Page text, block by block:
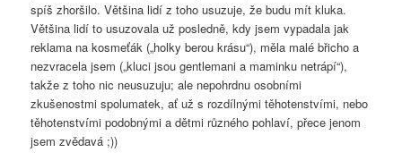
spíš zhoršilo. Většina lidí z toho usuzuje, že budu mít kluka.
Většina lidí to usuzovala už posledně, kdy jsem vypadala jak
reklama na kosmeťák („holky berou krásu“), měla malé břicho a
nezvracela jsem („kluci jsou gentlemani a maminku netrápí“),
takže z toho nic neusuzuju; ale nepohrdnu osobními
zkušenostmi spolumatek, ať už s rozdílnými těhotenstvími, nebo
těhotenstvími podobnými a dětmi různého pohlaví, přece jenom
jsem zvědavá ;))